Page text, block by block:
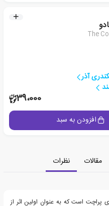
The
آذر
39،000
افزودن به سبد
مقالات
نظرات
پراچت است که به عنوان اولین اثر از